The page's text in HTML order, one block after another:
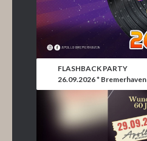
FLASHBACK PARTY
26.09.2026 * Bremerhaven